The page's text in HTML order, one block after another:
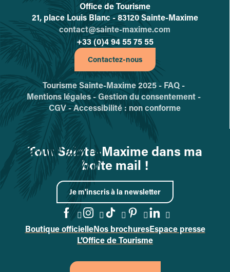
L'office de tourisme de Sainte-
Office de Tourisme
21, place Louis Blanc - 83120 Sainte-Maxime
contact@sainte-maxime.com
+33 (0)4 94 55 75 55
Contactez-nous
Tourisme Sainte-Maxime 2025 - FAQ -
Mentions légales -Gestion du consentement -
CGV -Accessibilité : non conforme
Tout Sainte-Maxime dans ma
boîte mail !
Je m'inscris à la newsletter
Accéder à la page Facebook
Accéder à la page
Accéder à la page
Accéder à la
Accéder à la
Boutique officielleNos brochuresEspace presse
L’Office de Tourisme